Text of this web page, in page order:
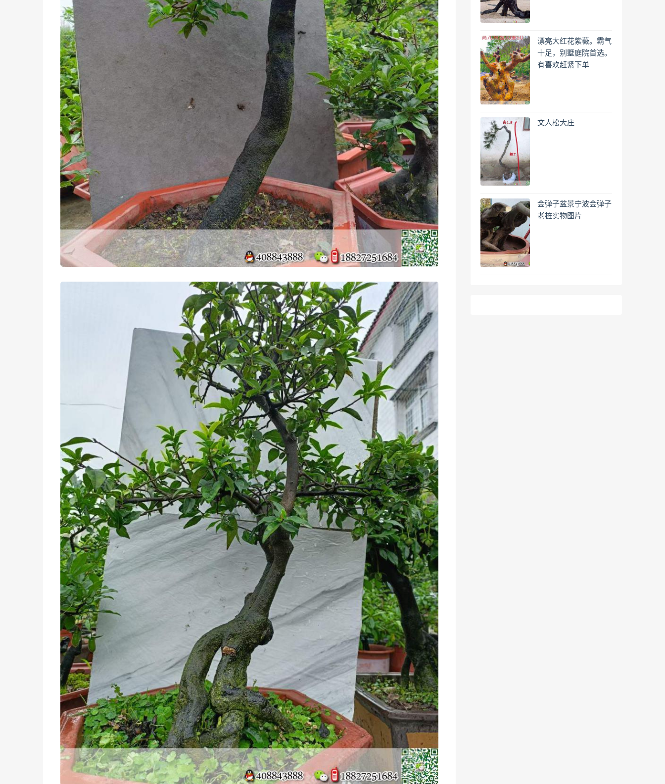
漂亮大红花紫薇。霸气
十足，别墅庭院首选。
有喜欢赶紧下单
文人松大庄
金弹子盆景宁波金弹子
老桩实物图片